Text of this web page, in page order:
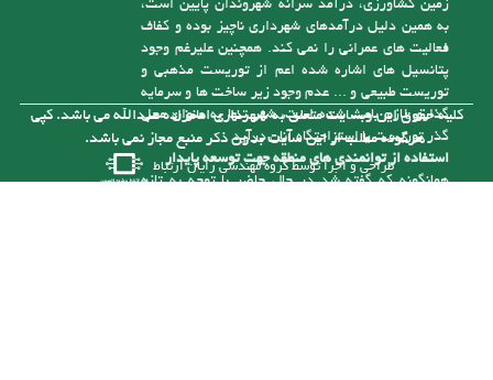
و نیز وجود دانشگاه شمال و دانشگاه توحید با حضور
دانشجویان زیاد و مسکن مهر باعث ورود مسافران به
این منطقه شده است
موقعیت اقتصادی شهر و شهرداری
اقتصاد شهر بر پایه کشاورزی و دامداری استوار بوده و
با توجه به شیوه سنتی تولید و همچنین سرانه پایین
زمین کشاورزی، درآمد سرانه شهروندان پایین است،
به همین دلیل درآمدهای شهرداری ناچیز بوده و کفاف